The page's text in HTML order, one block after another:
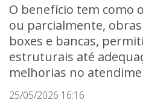
O benefício tem como
ou parcialmente,
boxes e bancas,
estruturais até
melhorias no
25/05/2026 16:16